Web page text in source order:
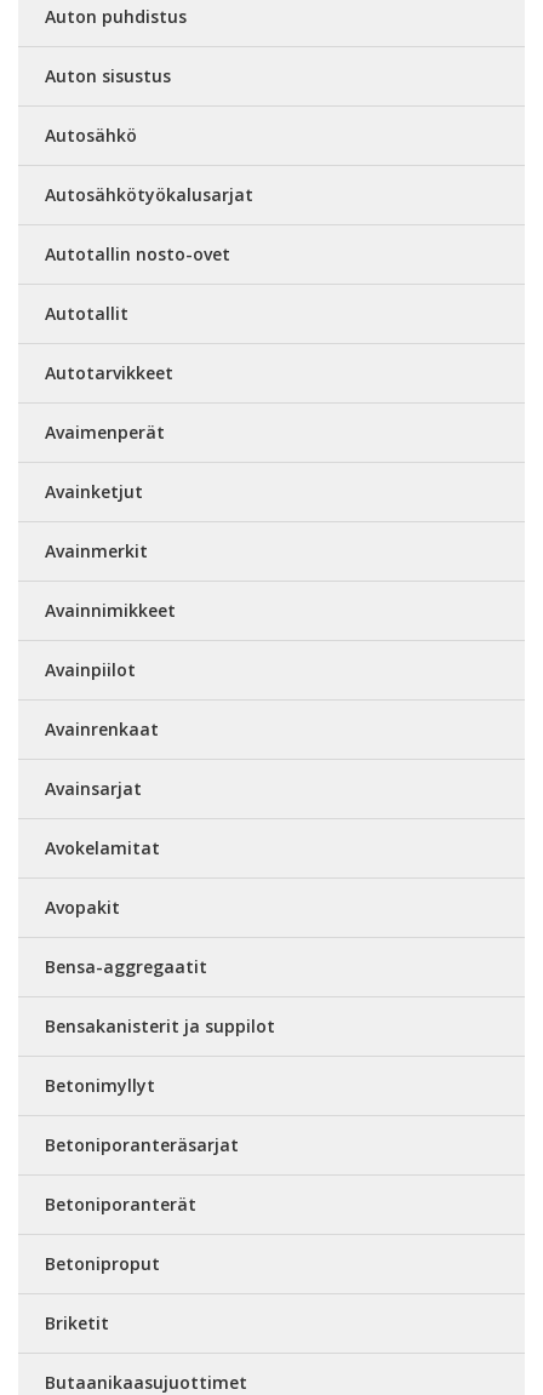
Auton puhdistus
Auton sisustus
Autosähkö
Autosähkötyökalusarjat
Autotallin nosto-ovet
Autotallit
Autotarvikkeet
Avaimenperät
Avainketjut
Avainmerkit
Avainnimikkeet
Avainpiilot
Avainrenkaat
Avainsarjat
Avokelamitat
Avopakit
Bensa-aggregaatit
Bensakanisterit ja suppilot
Betonimyllyt
Betoniporanteräsarjat
Betoniporanterät
Betoniproput
Briketit
Butaanikaasujuottimet